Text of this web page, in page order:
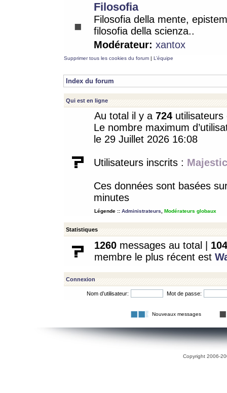
Filosofia
Filosofia della mente,
filosofia della scienza..
Modérateur: xantox
Supprimer tous les cookies du forum | L’équipe
Index du forum
Qui est en ligne
Au total il y a 724
Le nombre maximum
le 29 Juillet 2026 16:08
Utilisateurs inscrits :
Ces données sont basées
minutes
Légende :: Administrateurs Modérateurs globaux
Statistiques
1260 messages au total | 104
membre le plus récent est
Connexion
Nom d’utilisateur: Mot de passe:
Nouveaux messages
Copyright 2006-